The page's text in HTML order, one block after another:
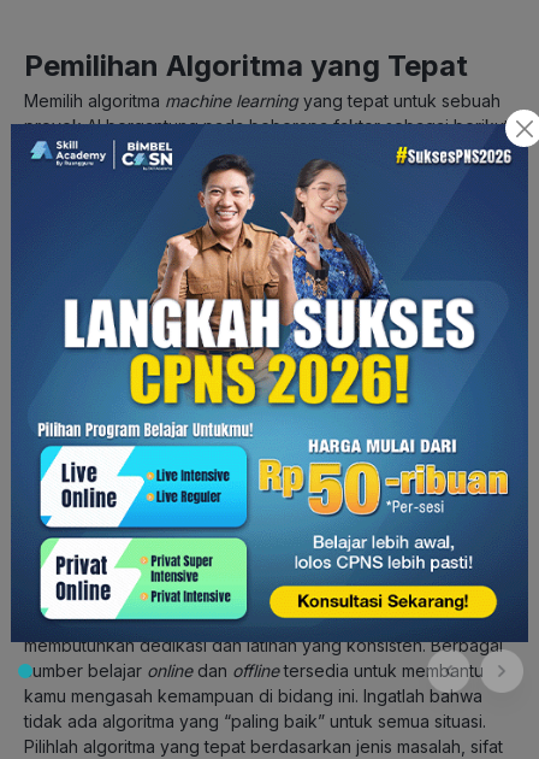
Pemilihan Algoritma yang Tepat
Memilih algoritma machine learning yang tepat untuk sebuah
proyek AI bergantung pada beberapa faktor sebagai berikut:
Jenis masalah
: Apakah kamu ingin melakukan klasifikasi,
clustering? Pasalnya, setiap jenis masalah
memerlukan algoritma yang sesuai.
Sifat data
: Perhatikan ukuran data, jenis data (numerik,
kategorik, teks, gambar), dan keberadaan data yang
hilang.
Sumber daya komputasi : Beberapa algoritma, seperti
ANN, membutuhkan sumber daya komputasi yang besar
untuk proses pelatihan.
Kinerja yang diharapkan: Tentukan tingkat akurasi,
presisi, danrecallyang diinginkan untuk model yang kamu
buat.
Machine learningdan algoritma merupakan elemen kunci
dalam pengembangan kecerdasan buatan. Dengan
memahami berbagai jenis algoritma dan cara kerjanya, AI
Engineer dapat membangun model yang efektif dan efisien
untuk menyelesaikan berbagai masalah di berbagai bidang.
Proses pembelajaranmachine learningdan algoritma
membutuhkan dedikasi dan latihan yang konsisten. Berbagai
sumber belajar onlinedan offlinetersedia untuk membantu
kamu mengasah kemampuan di bidang ini. Ingatlah bahwa
tidak ada algoritma yang “paling baik” untuk semua situasi.
Pilihlah algoritma yang tepat berdasarkan jenis masalah, sifat